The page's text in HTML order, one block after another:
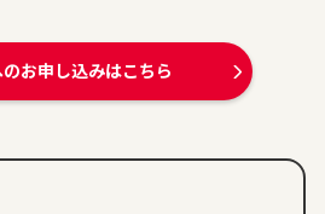
お申し込みはこちら